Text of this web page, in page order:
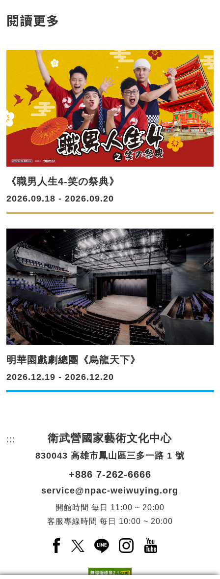
閱讀更多
《職男人生4-笑の祭典》
2026.09.18 - 2026.09.20
明華園戲劇總團《烏龍天下》
2026.12.19 - 2026.12.20
::: 頁尾網站資訊。
衛武營國家藝術文化中心
830043 高雄市鳳山區三多一路 1 號
+886 7-262-6666
service@npac-weiwuying.org
開館時間 每日
11:00 ~ 20:00
客服專線時間 每日 10:00 ~ 20:00
Facebook(另開新視窗)
X(另開新視窗)
LINE(另開新視窗)
Instagram(另開新視
YouTube(另開